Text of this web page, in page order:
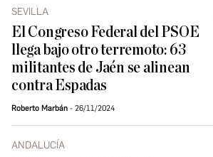
SEVILLA
El Congreso Federal del PSOE
llega bajo otro terremoto: 63
militantes de Jaén se alinean
contra Espadas
Roberto Marbán 26/11/2024
ANDALUCÍA